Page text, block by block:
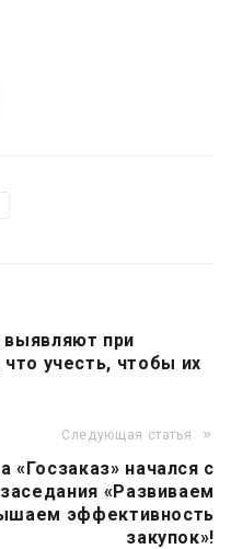
выявляют при
что учесть, чтобы их
Следующая статья
начался с
«Развиваем
эффективность
закупок»!